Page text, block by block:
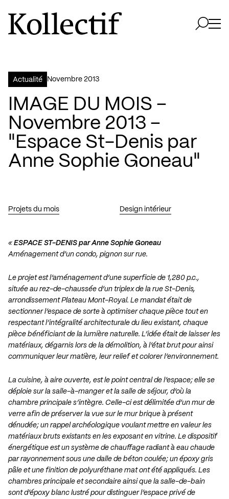
Aller à la page d'accueil
Logo Kollectif
Actualité novembre 2013
IMAGE DU MOIS –
Novembre 2013 –
"Espace St-Denis par
Anne Sophie Goneau"
Projets du mois Design intérieur
« ESPACE ST-DENIS par Anne Sophie Goneau
Aménagement d’un condo, pignon sur rue.
Le projet est l’aménagement d’une superficie de 1,280 p.c.,
située au rez-de-chaussée d’un triplex de la rue St-Denis,
arrondissement Plateau Mont-Royal. Le mandat était de
sectionner l’espace de sorte à optimiser chaque pièce tout en
respectant l’intégralité architecturale du lieu existant, chaque
pièce bénéficiant de la lumière naturelle. L’idée était de laisser les
matériaux, dégarnis lors de la démolition, à l’état brut pour ainsi
communiquer leur matière, leur relief et colorer l’environnement.
La cuisine, à aire ouverte, est le point central de l’espace; elle se
déploie sur la salle-à-mangeret la salle de séjour, d’où la
chambre principale s’intègre. Celle-ci est délimitée d’un mur de
verre afin de préserver la vue sur le mur brique à présent
dénudée; un rappel archéologique voulant mettre en valeur les
matériaux bruts existants en les exposant en vitrine. Le dispositif
énergétique est un système de chauffage radiant à eau chaude
par rayonnement sous une dalle de béton coulée; un époxy gris
pâle et une finition de polyuréthane mat ont été appliqués. Les
chambres principale et secondaire ainsi que la salle-de-bain
sont d’époxy blanc lustré pour distinguer l’espace privé de